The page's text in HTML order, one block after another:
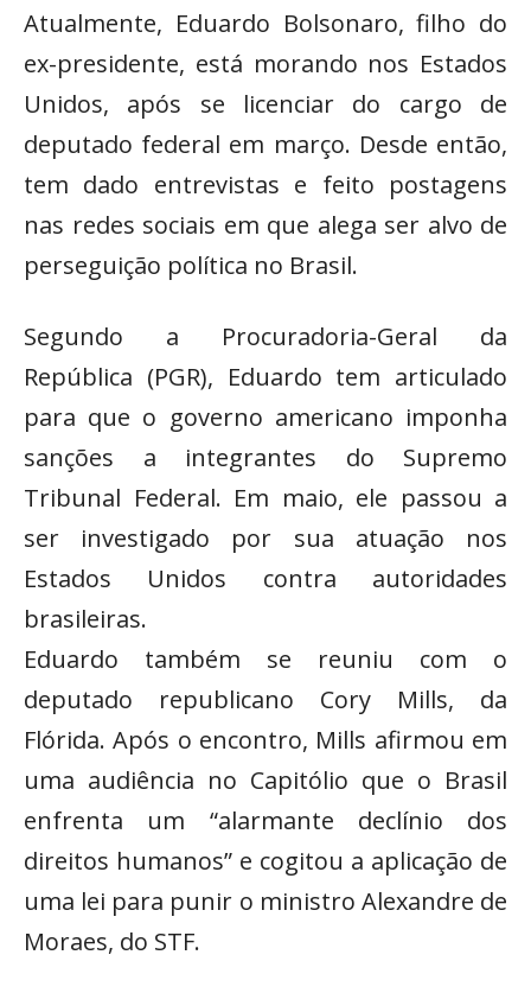
Atualmente, Eduardo Bolsonaro, filho do
ex-presidente, está morando nos Estados
Unidos, após se licenciar do cargo de
deputado federal em março. Desde então,
tem dado entrevistas e feito postagens
nas redes sociais em que alega ser alvo de
perseguição política no Brasil.
Segundo a Procuradoria-Geral da
República (PGR), Eduardo tem articulado
para que o governo americano imponha
sanções a integrantes do Supremo
Tribunal Federal. Em maio, ele passou a
ser investigado por sua atuação nos
Estados Unidos contra autoridades
brasileiras.
Eduardo também se reuniu com o
deputado republicano Cory Mills, da
Flórida. Após o encontro, Mills afirmou em
uma audiência no Capitólio que o Brasil
enfrenta um “alarmante declínio dos
direitos humanos” e cogitou a aplicação de
uma lei para punir o ministro Alexandre de
Moraes, do STF.